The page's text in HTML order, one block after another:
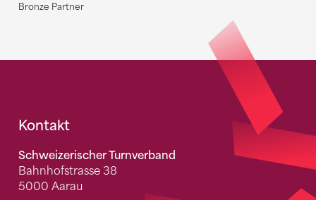
Bronze Partner
Fusszeile
Kontakt
Schweizerischer Turnverband
Bahnhofstrasse 38
5000 Aarau